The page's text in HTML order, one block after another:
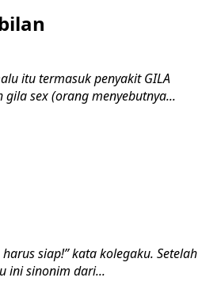
itu termasuk penyakit GILA
sex (orang menyebutnya...
siap!” kata kolegaku. Setelah
ini sinonim dari...